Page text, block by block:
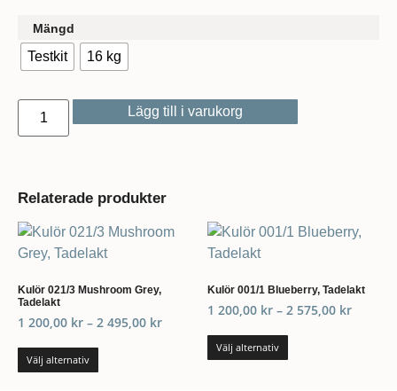
Mängd
Testkit 16 kg
Lägg till i varukorg
Relaterade produkter
Kulör 021/3 Mushroom Grey,
Tadelakt
1 200,00 kr – 2 495,00 kr
Välj alternativ
Kulör 001/1 Blueberry, Tadelakt
1 200,00 kr – 2 575,00 kr
Välj alternativ